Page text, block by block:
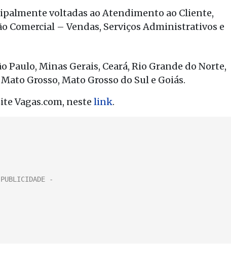
voltadas ao Atendimento ao Cliente,
Comercial – Vendas, Serviços Administrativos e
Paulo, Minas Gerais, Ceará, Rio Grande do Norte,
Grosso, Mato Grosso do Sul e Goiás.
Vagas.com, neste link.